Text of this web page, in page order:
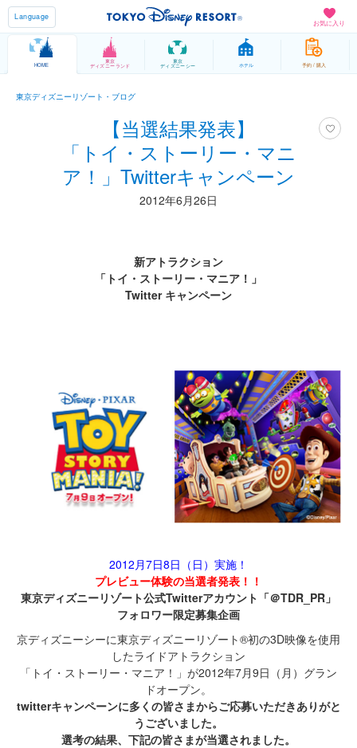
お気に入り
Language
HOME
東京
ディズニーランド
東京
ディズニーシー ホテル 予約 / 購入
東京ディズニーリゾート・ブログ
【当選結果発表】
「トイ・ストーリー・マニ
ア！」Twitterキャンペーン
2012年6月26日
新アトラクション
「トイ・ストーリー・マニア！」
Twitter キャンペーン
2012月7日8日（日）実施！
プレビュー体験の当選者発表！！
東京ディズニーリゾート公式Twitterアカウント「＠TDR_PR」
フォロワー限定募集企画
京ディズニーシーに東京ディズニーリゾート®初の3D映像を使用
したライドアトラクション
「トイ・ストーリー・マニア！」が2012年7月9日（月）グラン
ドオープン。
twitterキャンペーンに多くの皆さまからご応募いただきありがと
うございました。
選考の結果、下記の皆さまが当選されました。